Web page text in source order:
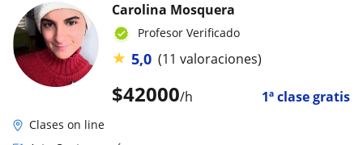
$42000/h 1ª clase gratis
Carolina Mosquera
Profesor Verificado
★ 5,0 (11 valoraciones)
Clases on line